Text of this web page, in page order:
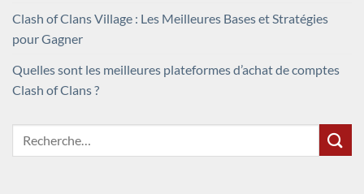
Clash of Clans Village : Les Meilleures Bases et Stratégies
pour Gagner
Quelles sont les meilleures plateformes d’achat de comptes
Clash of Clans ?